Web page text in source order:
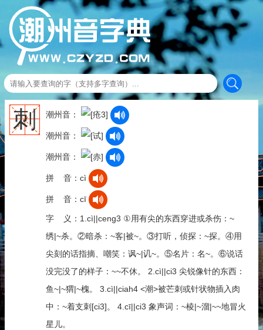
刺 潮州音：
潮州音：
潮州音：
拼 音：cì
拼 音：cī
字 义：1.cì||ceng3 ①用有尖的东西穿进或杀伤：~
绣|~杀。②暗杀：~客|被~。③打听，侦探：~探。④用
尖刻的话指摘、嘲笑：讽~|讥~。⑤名片：名~。⑥说话
没完没了的样子：~~不休。 2.cì||ci3 尖锐像针的东西：
鱼~|~猬|~槐。 3.cì||ciah4 <潮>被芒刺或针状物插入肉
中：~着支刺[ci3]。 4.cī||ci3 象声词：~棱|~溜|~~地冒火
星儿。